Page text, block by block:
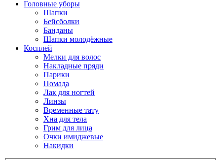
Головные уборы
Шапки
Бейсболки
Банданы
Шапки молодёжные
Косплей
Мелки для волос
Накладные пряди
Парики
Помада
Лак для ногтей
Линзы
Временные тату
Хна для тела
Грим для лица
Очки имиджевые
Накидки